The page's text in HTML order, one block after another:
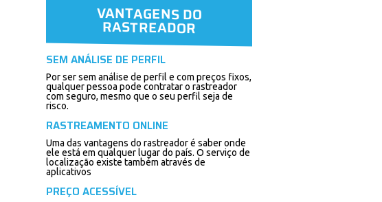
VANTAGENS DO
RASTREADOR
SEM ANÁLISE DE PERFIL
Por ser sem análise de perfil e com preços fixos,
qualquer pessoa pode contratar o rastreador
com seguro, mesmo que o seu perfil seja de
risco.
RASTREAMENTO ONLINE
Uma das vantagens do rastreador é saber onde
ele está em qualquer lugar do país. O serviço de
localização existe também através de
aplicativos
PREÇO ACESSÍVEL